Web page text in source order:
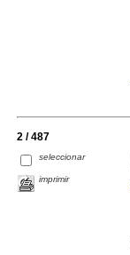
2 / 487
seleccionar
imprimir